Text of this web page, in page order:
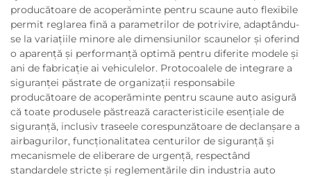
producătoare de acoperăminte pentru scaune auto flexibile
permit reglarea fină a parametrilor de potrivire, adaptându-
se la variațiile minore ale dimensiunilor scaunelor și oferind
o aparență și performanță optimă pentru diferite modele și
ani de fabricație ai vehiculelor. Protocoalele de integrare a
siguranței păstrate de organizații responsabile
producătoare de acoperăminte pentru scaune auto asigură
că toate produsele păstrează caracteristicile esențiale de
siguranță, inclusiv traseele corespunzătoare de declanșare a
airbagurilor, funcționalitatea centurilor de siguranță și
mecanismele de eliberare de urgență, respectând
standardele stricte și reglementările din industria auto